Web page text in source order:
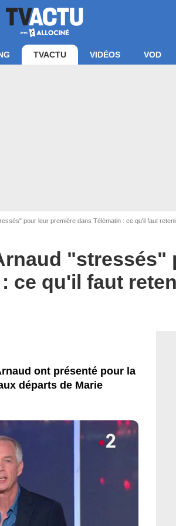
TVACTU VIDÉOS VOD
pour leur première dans Télématin : ce qu'il faut
"stressés"
ce qu'il faut
cet article
ont présenté pour la
départs de Marie